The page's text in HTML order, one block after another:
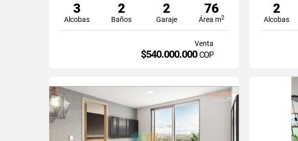
3
Alcobas
2
Baños
2
Garaje
76
Área m2
Venta
$540.000.000 COP
2
Alcobas